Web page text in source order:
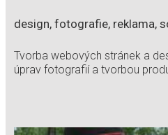
design, fotografie, reklama,
Tvorba webových stránek a
úprav fotografií a tvorbou